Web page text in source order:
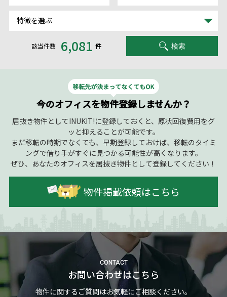
特徴を選ぶ
該当件数 6,081 件 検索
今のオフィスを物件登録しませんか？
居抜き物件としてINUKIT!に登録しておくと、原状回復費用をグ
ッと抑えることが可能です。
まだ移転の時期でなくても、早期登録しておけば、移転のタイミ
ングで借り手がすぐに見つかる可能性が高くなります。
ぜひ、あなたのオフィスを居抜き物件として登録してください！
物件掲載依頼はこちら
CONTACT
お問い合わせはこちら
物件に関するご質問はお気軽にご相談ください。